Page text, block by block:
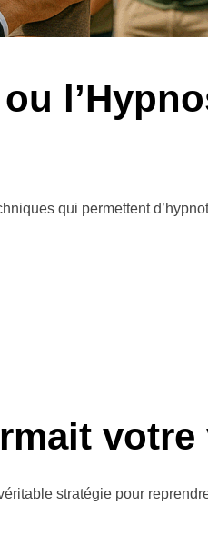
qui permettent
votre
stratégie pour